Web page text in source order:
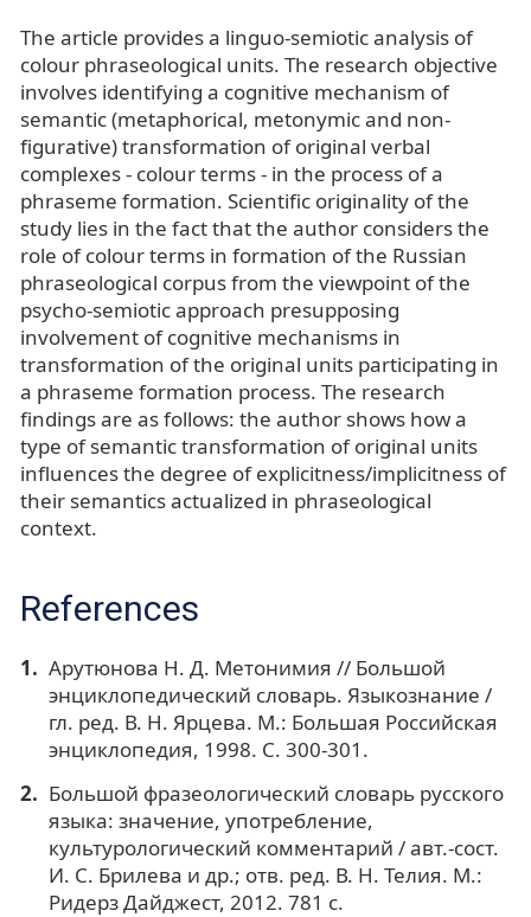
The article provides a linguo-semiotic analysis of
colour phraseological units. The research objective
involves identifying a cognitive mechanism of
semantic (metaphorical, metonymic and non-
figurative) transformation of original verbal
complexes - colour terms - in the process of a
phraseme formation. Scientific originality of the
study lies in the fact that the author considers the
role of colour terms in formation of the Russian
phraseological corpus from the viewpoint of the
psycho-semiotic approach presupposing
involvement of cognitive mechanisms in
transformation of the original units participating in
a phraseme formation process. The research
findings are as follows: the author shows how a
type of semantic transformation of original units
influences the degree of explicitness/implicitness of
their semantics actualized in phraseological
context.
References
Арутюнова Н. Д. Метонимия // Большой
энциклопедический словарь. Языкознание /
гл. ред. В. Н. Ярцева. М.: Большая Российская
энциклопедия, 1998. С. 300-301.
Большой фразеологический словарь русского
языка: значение, употребление,
культурологический комментарий / авт.-сост.
И. С. Брилева и др.; отв. ред. В. Н. Телия. М.:
Ридерз Дайджест, 2012. 781 с.